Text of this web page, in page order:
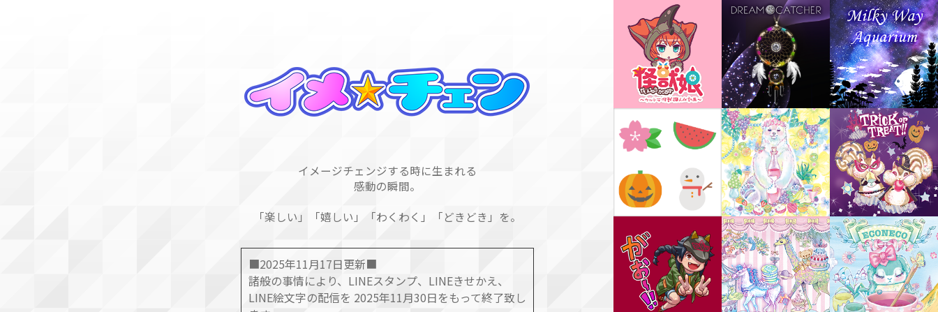
イメージチェンジする時に生まれる
感動の瞬間。
「楽しい」「嬉しい」「わくわく」「どきどき」を。
■2025年11月17日更新■
諸般の事情により、LINEスタンプ、LINEきせかえ、
LINE絵文字の配信を 2025年11月30日をもって終了致し